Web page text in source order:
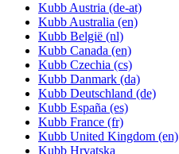
Kubb Austria (de-at)
Kubb Australia (en)
Kubb België (nl)
Kubb Canada (en)
Kubb Czechia (cs)
Kubb Danmark (da)
Kubb Deutschland (de)
Kubb España (es)
Kubb France (fr)
Kubb United Kingdom (en)
Kubb Hrvatska